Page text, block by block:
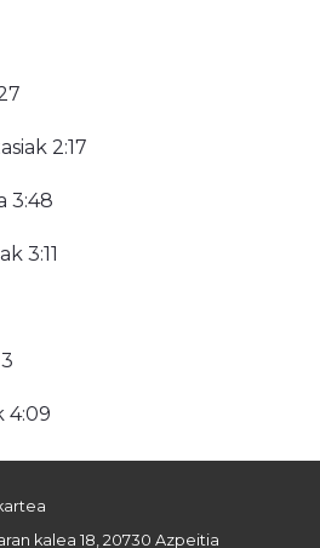
2:17
3:48
3:11
4:09
kalea 18, 20730 Azpeitia